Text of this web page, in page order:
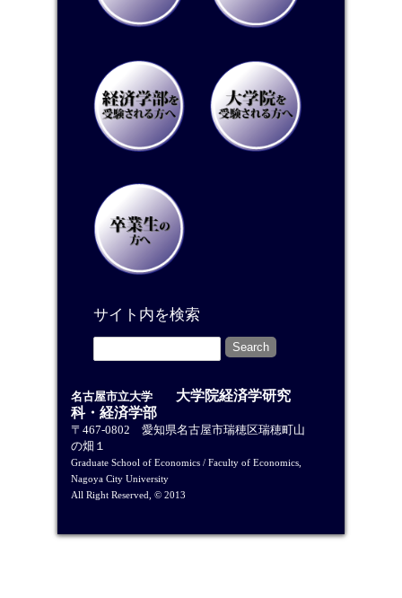
サイト内を検索
名古屋市立大学
大学院経済学研究
科・経済学部
〒467-0802 愛知県名古屋市瑞穂区瑞穂町山
の畑１
Graduate School of Economics / Faculty of Economics,
Nagoya City University
All Right Reserved, © 2013